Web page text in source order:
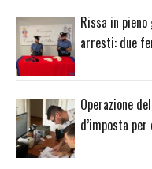
Rissa in
arresti: due
Operazione
d’imposta